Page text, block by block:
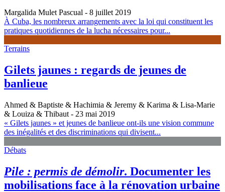
Margalida Mulet Pascual - 8 juillet 2019
À Cuba, les nombreux arrangements avec la loi qui constituent les
pratiques quotidiennes de la lucha nécessaires pour...
Terrains
Gilets jaunes : regards de jeunes de
banlieue
Ahmed & Baptiste & Hachimia & Jeremy & Karima & Lisa-Marie
& Louiza & Thibaut - 23 mai 2019
« Gilets jaunes » et jeunes de banlieue ont-ils une vision commune
des inégalités et des discriminations qui divisent...
Débats
Pile : permis de démolir. Documenter les
mobilisations face à la rénovation urbaine